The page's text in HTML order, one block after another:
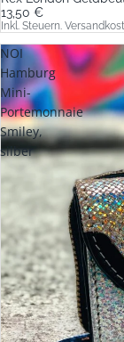
13,50 €
Inkl. Steuern.
NOI
Hamburg
Mini-
Portemonnaie
Smiley,
silber